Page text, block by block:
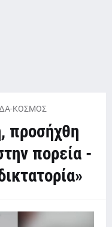
ΚΟΣΜΟΣ
προσήχθη
πορεία -